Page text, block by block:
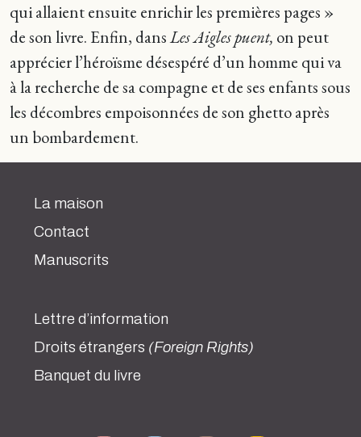
qui allaient ensuite enrichir les premières pages »
de son livre. Enfin, dansLes Aigles puent, on peut
apprécier l’héroïsme désespéré d’un homme qui va
à la recherche de sa compagne et de ses enfants sous
les décombres empoisonnées de son ghetto après
un bombardement.
La maison
Contact
Manuscrits
Lettre d’information
Droits étrangers (Foreign Rights)
Banquet du livre